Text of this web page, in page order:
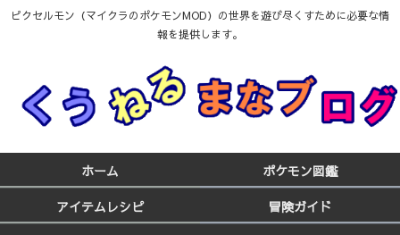
ピクセルモン（マイクラのポケモンMOD）の世界を遊び尽くすために必要な情
報を提供します。
ホーム
ポケモン図鑑
アイテムレシピ
冒険ガイド